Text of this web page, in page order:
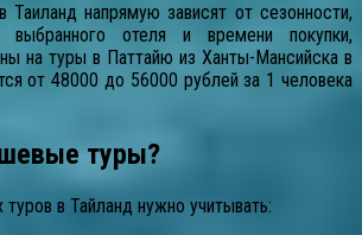
Таиланд напрямую зависят от сезонности,
выбранного отеля и времени покупки,
на туры в Паттайю из Ханты-Мансийска в
от 48000 до 56000 рублей за 1 человека
туры?
в Тайланд нужно учитывать: